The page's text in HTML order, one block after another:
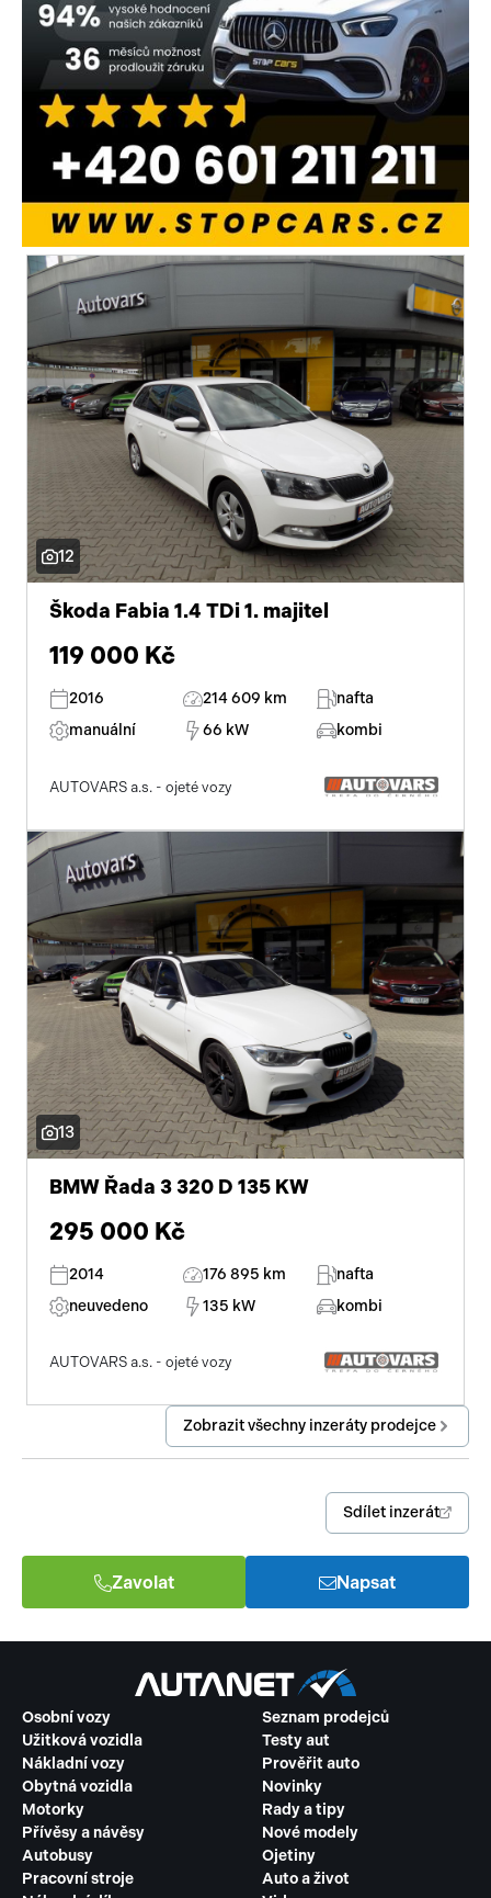
12
Škoda Fabia 1.4 TDi 1. majitel
119 000 Kč
2016 214 609 km
nafta
manuální
66 kW kombi
AUTOVARS a.s. - ojeté vozy
13
BMW Řada 3 320 D 135 KW
295 000 Kč
2014 176 895 km
nafta
neuvedeno
135 kW kombi
AUTOVARS a.s. - ojeté vozy
Zobrazit všechny inzeráty prodejce
Sdílet inzerát
Zavolat Napsat
Osobní vozy
Užitková vozidla
Nákladní vozy
Obytná vozidla
Motorky
Přívěsy a návěsy
Autobusy
Pracovní stroje
Seznam prodejců
Testy aut
Prověřit auto
Novinky
Rady a tipy
Nové modely
Ojetiny
Auto a život